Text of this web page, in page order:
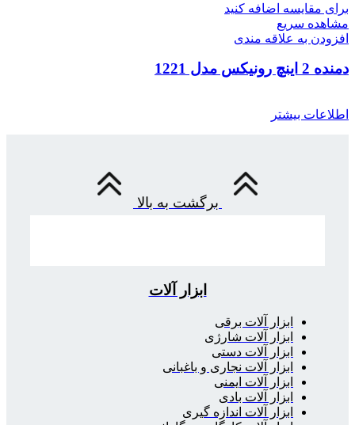
برای مقایسه اضافه کنید
مشاهده سریع
افزودن به علاقه مندی
دمنده 2 اینچ رونیکس مدل 1221
اطلاعات بیشتر
برگشت به بالا
ابزار آلات
ابزار آلات برقی
ابزار آلات شارژی
ابزار آلات دستی
ابزار آلات نجاری و باغبانی
ابزار آلات ایمنی
ابزار آلات بادی
ابزار آلات اندازه گیری